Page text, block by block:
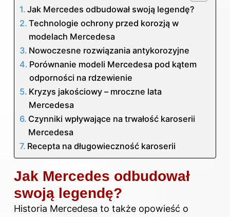
Jak Mercedes odbudował swoją legendę?
Technologie ochrony przed korozją w
modelach Mercedesa
Nowoczesne rozwiązania antykorozyjne
Porównanie modeli Mercedesa pod kątem
odporności na rdzewienie
Kryzys jakościowy – mroczne lata
Mercedesa
Czynniki wpływające na trwałość karoserii
Mercedesa
Recepta na długowieczność karoserii
Jak Mercedes odbudował
swoją legendę?
Historia Mercedesa to także opowieść o